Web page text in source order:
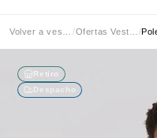
/ /
Retiro
Despacho